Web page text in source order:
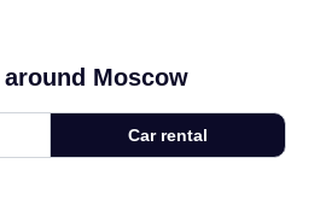
Moscow
Car rental